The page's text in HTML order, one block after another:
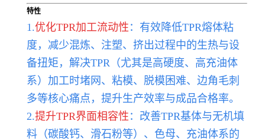
特性
1.优化TPR加工流动性 ：有效降低TPR熔体粘
度，减少混炼、注塑、挤出过程中的生热与设
备扭矩，解决TPR（尤其是高硬度、高充油体
系）加工时堵网、粘模、脱模困难、边角毛刺
多等核心痛点，提升生产效率与成品合格率。
2.提升TPR界面相容性 ：改善TPR基体与无机填
料（碳酸钙、滑石粉等）、色母、充油体系的